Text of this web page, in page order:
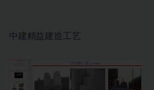
中建精益建造工艺